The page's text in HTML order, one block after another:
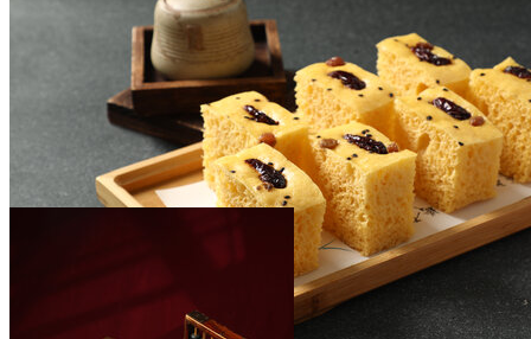
小米面黄馍馍￥47